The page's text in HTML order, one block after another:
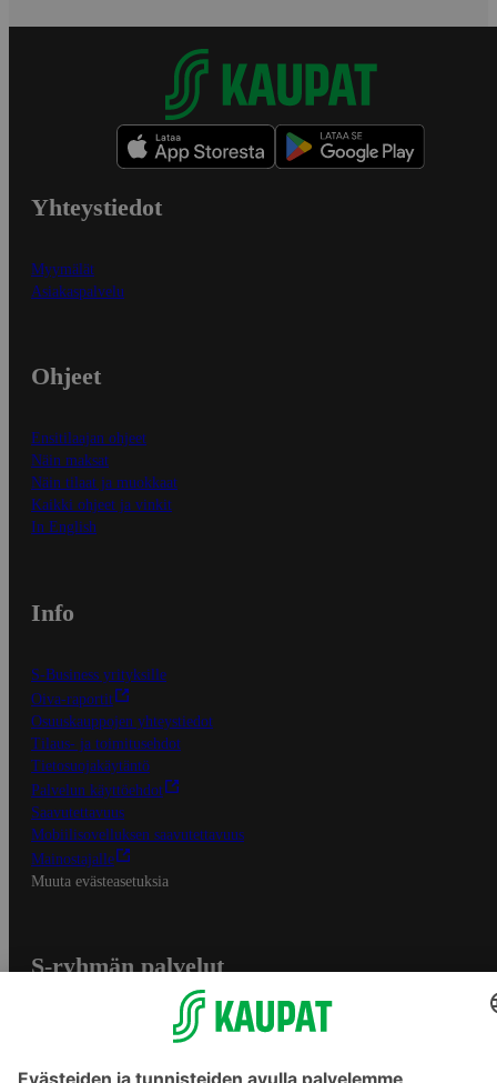
Yhteystiedot
Myymälät
Asiakaspalvelu
Ohjeet
Ensitilaajan ohjeet
Näin maksat
Näin tilaat ja muokkaat
Kaikki ohjeet ja vinkit
In English
Info
S-Business yrityksille
Oiva-raportit
Osuuskauppojen yhteystiedot
Tilaus- ja toimitusehdot
Tietosuojakäytäntö
Palvelun käyttöehdot
Saavutettavuus
Mobiilisovelluksen saavutettavuus
Mainostajalle
Muuta evästeasetuksia
S-ryhmän palvelut
Yhteishyvä Ruoka -sovellus